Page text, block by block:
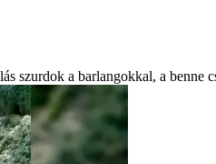
szurdok a barlangokkal, a benne